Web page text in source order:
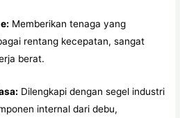
Memberikan tenaga yang
rentang kecepatan, sangat
berat.
Dilengkapi dengan segel industri
internal dari debu,